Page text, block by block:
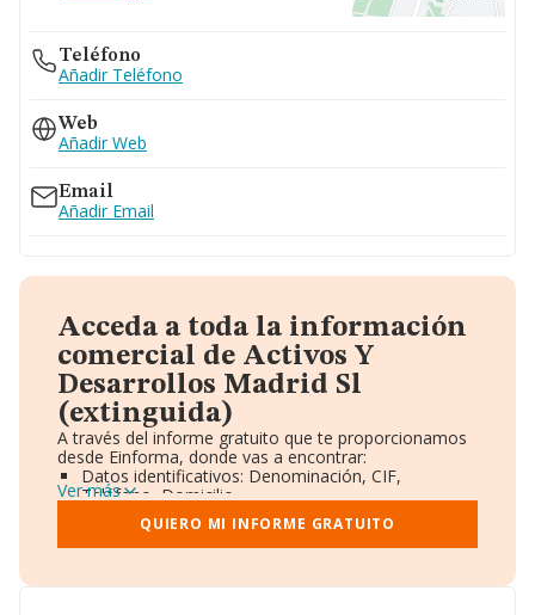
Teléfono
Añadir Teléfono
Web
Añadir Web
Email
Añadir Email
Acceda a toda la información
comercial de Activos Y
Desarrollos Madrid Sl
(extinguida)
A través del informe gratuito que te proporcionamos
desde Einforma, donde vas a encontrar:
Datos identificativos: Denominación, CIF,
Teléfono, Domicilio.
Informe Mercantil Completo (BORME).
Gráficos de Evolución Ventas y Empleados.
Consejo de Administración y Administradores.
Accionistas.
Ver más
QUIERO MI INFORME GRATUITO